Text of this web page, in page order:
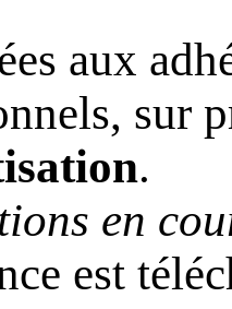
aux
sur
.
en
est